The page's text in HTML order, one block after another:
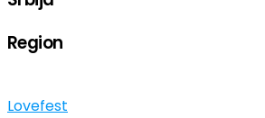
Region
Lovefest